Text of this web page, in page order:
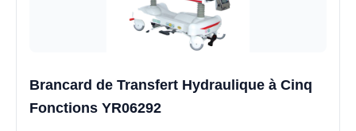
Brancard de Transfert Hydraulique à Cinq
Fonctions YR06292